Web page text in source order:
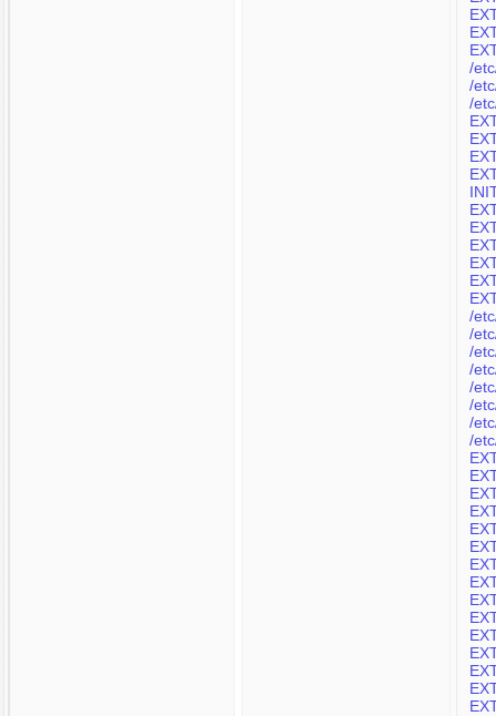
/
/
/
/
/
/
/
/
/
/
/